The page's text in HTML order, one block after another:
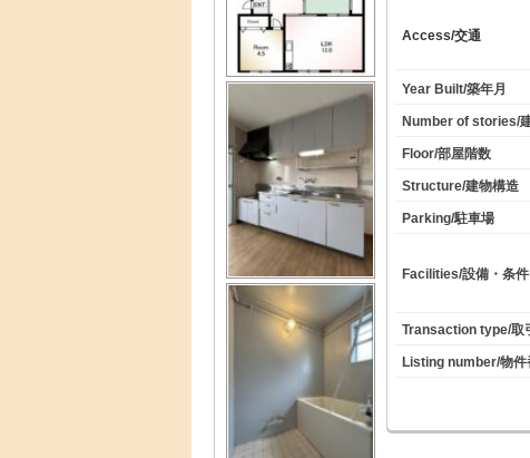
Access/交通
Year Built/築年月
Number of stories/
Floor/部屋階数
Structure/建物構造
Parking/駐車場
Facilities/設備・条件
Transaction type/取
Listing number/物件